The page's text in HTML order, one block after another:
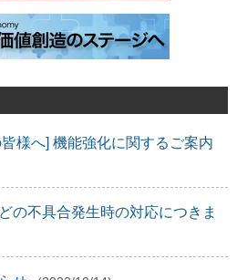
様へ] 機能強化に関するご案内
の不具合発生時の対応につきま